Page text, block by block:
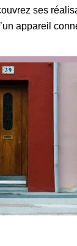
ses
appareil